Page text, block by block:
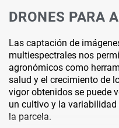
DRONES PARA
Las captación de
multiespectrales nos
agronómicos como
salud y el crecimiento de
vigor obtenidos se puede
un cultivo y la
la parcela.